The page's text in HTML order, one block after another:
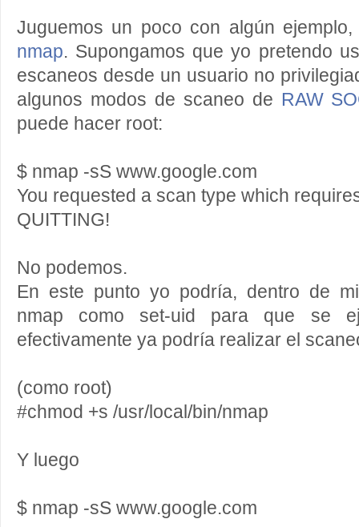
Juguemos un poco con algún
nmap. Supongamos que yo pretendo
escaneos desde un usuario no
algunos modos de scaneo de RAW
puede hacer root:
$ nmap -sS www.google.com
You requested a scan type which
QUITTING!
No podemos.
En este punto yo podría, dentro de
nmap como set-uid para que se
efectivamente ya podría realizar el
(como root)
#chmod +s /usr/local/bin/nmap
Y luego
$ nmap -sS www.google.com